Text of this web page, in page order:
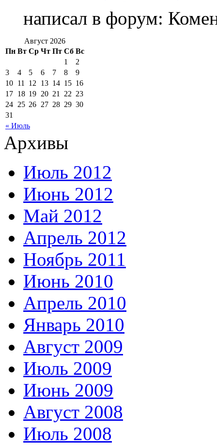
написал в форум:
Август 2026
Пн Вт Ср Чт Пт Сб Вс
« Июль
1
2
3
4 5 6 7 8
9
10 11 12 13 14 15 16
17 18 19 20 21 22 23
24 25 26 27 28 29 30
31
Архивы
Июль 2012
Июнь 2012
Май 2012
Апрель 2012
Ноябрь 2011
Июнь 2010
Апрель 2010
Январь 2010
Август 2009
Июль 2009
Июнь 2009
Август 2008
Июль 2008